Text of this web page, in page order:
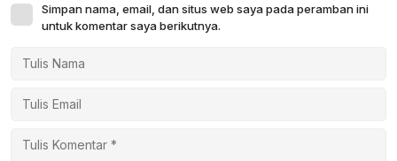
Simpan nama, email, dan situs web saya pada peramban ini
untuk komentar saya berikutnya.